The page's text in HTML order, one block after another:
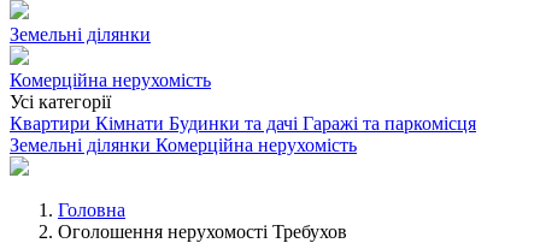
Земельні ділянки
Комерційна нерухомість
Усі категорії
Квартири Кімнати Будинки та дачі Гаражі та паркомісця
Земельні ділянки Комерційна нерухомість
Головна
Оголошення нерухомості Требухов